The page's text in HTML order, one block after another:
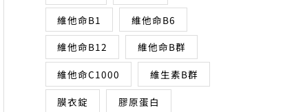
維他命B1
維他命B6
維他命B12
維他命B群
維他命C1000
維生素B群
膜衣錠
膠原蛋白